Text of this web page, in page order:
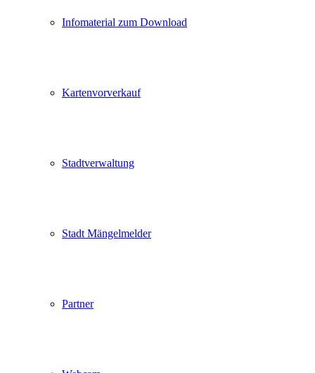
Infomaterial zum Download
Kartenvorverkauf
Stadtverwaltung
Stadt Mängelmelder
Partner